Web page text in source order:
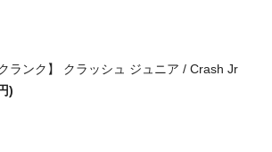
ランク】 クラッシュ ジュニア / Crash Jr
)